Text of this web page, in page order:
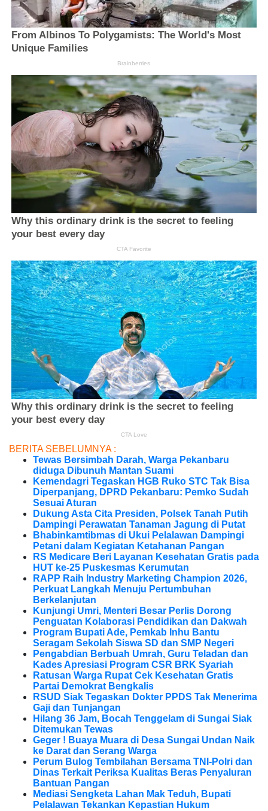
BERITA SEBELUMNYA :
Tewas Bersimbah Darah, Warga Pekanbaru
diduga Dibunuh Mantan Suami
Kemendagri Tegaskan HGB Ruko STC Tak Bisa
Diperpanjang, DPRD Pekanbaru: Pemko Sudah
Sesuai Aturan
Dukung Asta Cita Presiden, Polsek Tanah Putih
Dampingi Perawatan Tanaman Jagung di Putat
Bhabinkamtibmas di Ukui Pelalawan Dampingi
Petani dalam Kegiatan Ketahanan Pangan
RS Medicare Beri Layanan Kesehatan Gratis pada
HUT ke-25 Puskesmas Kerumutan
RAPP Raih Industry Marketing Champion 2026,
Perkuat Langkah Menuju Pertumbuhan
Berkelanjutan
Kunjungi Umri, Menteri Besar Perlis Dorong
Penguatan Kolaborasi Pendidikan dan Dakwah
Program Bupati Ade, Pemkab Inhu Bantu
Seragam Sekolah Siswa SD dan SMP Negeri
Pengabdian Berbuah Umrah, Guru Teladan dan
Kades Apresiasi Program CSR BRK Syariah
Ratusan Warga Rupat Cek Kesehatan Gratis
Partai Demokrat Bengkalis
RSUD Siak Tegaskan Dokter PPDS Tak Menerima
Gaji dan Tunjangan
Hilang 36 Jam, Bocah Tenggelam di Sungai Siak
Ditemukan Tewas
Geger ! Buaya Muara di Desa Sungai Undan Naik
ke Darat dan Serang Warga
Perum Bulog Tembilahan Bersama TNI-Polri dan
Dinas Terkait Periksa Kualitas Beras Penyaluran
Bantuan Pangan
Mediasi Sengketa Lahan Mak Teduh, Bupati
Pelalawan Tekankan Kepastian Hukum